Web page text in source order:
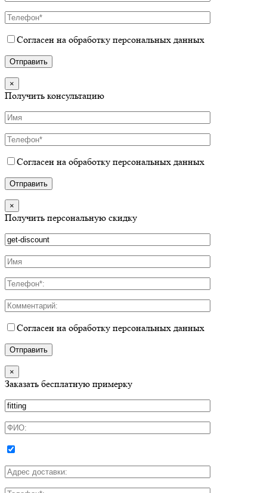
Согласен на обработку персональных данных
×
Получить консультацию
Согласен на обработку персональных данных
×
Получить персональную скидку
Согласен на обработку персональных данных
×
Заказать бесплатную примерку